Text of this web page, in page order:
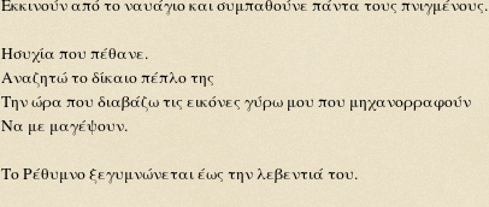
Εκκινούν από το ναυάγιο και συμπαθούνε πάντα τους πνιγμένους.
Ησυχία που πέθανε.
Αναζητώ το δίκαιο πέπλο της
Την ώρα που διαβάζω τις εικόνες γύρω μου που μηχανορραφούν
Να με μαγέψουν.
Το Ρέθυμνο ξεγυμνώνεται έως την λεβεντιά του.